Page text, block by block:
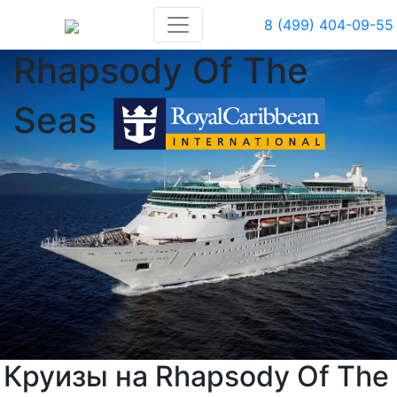
8 (499) 404-09-55
Rhapsody Of The
Seas
Круизы на Rhapsody Of The